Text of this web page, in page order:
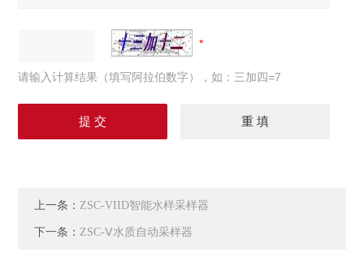
请输入计算结果（填写阿拉伯数字），如：三加四=7
上一条：ZSC-VIID智能水样采样器
下一条：ZSC-Ⅴ水质自动采样器